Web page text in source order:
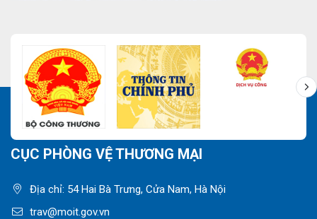
CỤC PHÒNG VỆ THƯƠNG MẠI
Địa chỉ: 54 Hai Bà Trưng, Cửa Nam, Hà Nội
trav@moit.gov.vn